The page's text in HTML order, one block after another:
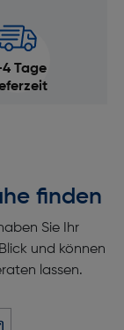
Tage
finden
Sie Ihr
und können
lassen.